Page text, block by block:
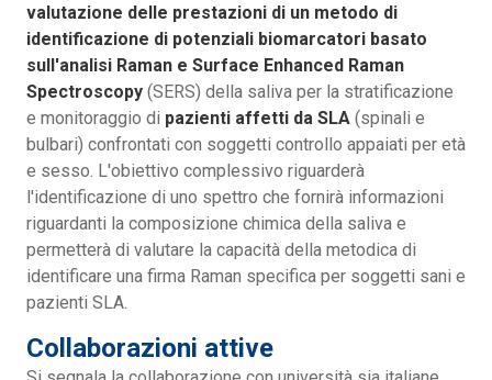
valutazione delle prestazioni di un metodo di
identificazione di potenziali biomarcatori basato
sull'analisi Raman e Surface Enhanced Raman
Spectroscopy (SERS) della saliva per la stratificazione
e monitoraggio di pazienti affetti da SLA (spinali e
bulbari) confrontati con soggetti controllo appaiati per età
e sesso. L'obiettivo complessivo riguarderà
l'identificazione di uno spettro che fornirà informazioni
riguardanti la composizione chimica della saliva e
permetterà di valutare la capacità della metodica di
identificare una firma Raman specifica per soggetti sani e
pazienti SLA.
Collaborazioni attive